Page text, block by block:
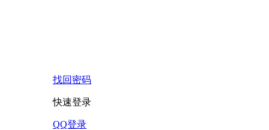
找回密码
快速登录
QQ登录